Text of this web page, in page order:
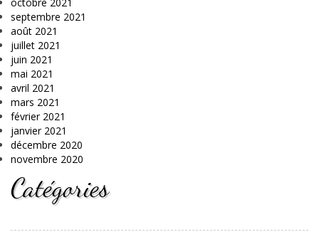
septembre 2021
août 2021
juillet 2021
juin 2021
mai 2021
avril 2021
mars 2021
février 2021
janvier 2021
décembre 2020
novembre 2020
Catégories